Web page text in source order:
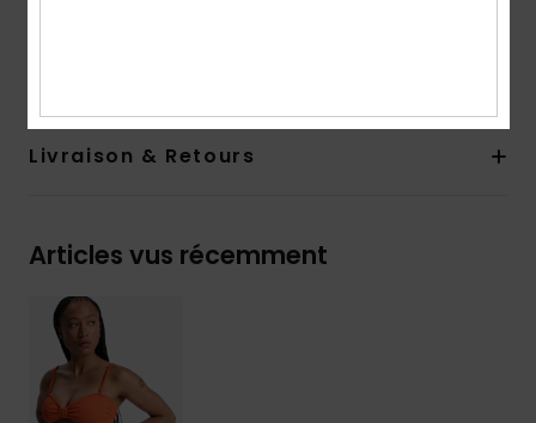
Livraison & Retours
Articles vus récemment